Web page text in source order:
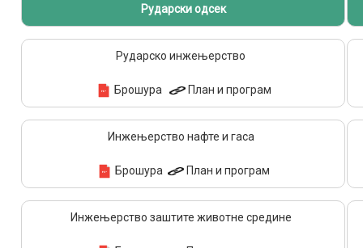
Рударски одсек
Рударско инжењерство
Брошура План и програм
Инжењерство нафте и гаса
Брошура План и програм
Инжењерство заштите животне средине